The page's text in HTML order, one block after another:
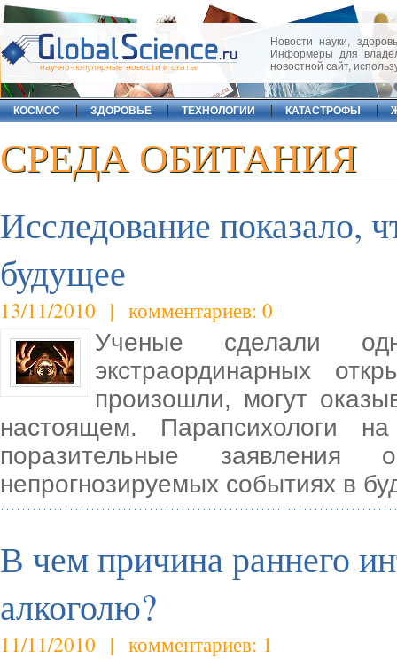
научно-популярные новости и статьи
Новости науки,
Информеры для
новостной сайт,
КОСМОС ЗДОРОВЬЕ ТЕХНОЛОГИИ КАТАСТРОФЫ
СРЕДА ОБИТАНИЯ
Исследование показало,
будущее
13/11/2010 | комментариев: 0
Ученые сделали
экстраординарных
произошли, могут
настоящем. Парапсихологи
поразительные
непрогнозируемых событиях в
В чем причина раннего
алкоголю?
11/11/2010 | комментариев: 1